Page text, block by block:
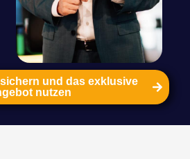
und das exklusive
nutzen